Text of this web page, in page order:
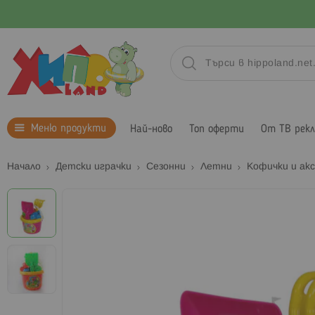
Меню продукти Най-ново Топ оферти От ТВ
Начало Детски играчки Сезонни Летни Кофички и
Преминете
към
края
на
галерията
изображенията